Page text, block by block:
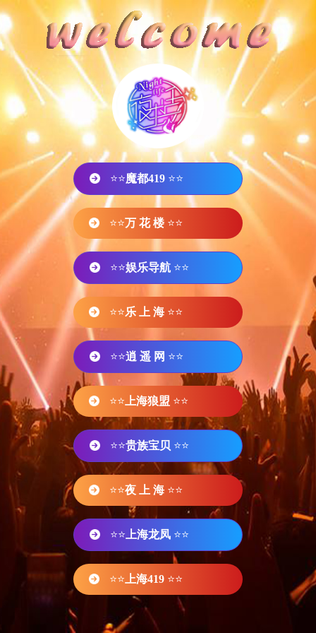
⭐⭐魔都419 ⭐⭐
⭐⭐万 花 楼 ⭐⭐
⭐⭐娱乐导航 ⭐⭐
⭐⭐乐 上 海 ⭐⭐
⭐⭐逍 遥 网 ⭐⭐
⭐⭐ 上海狼盟 ⭐⭐
⭐⭐贵族宝贝 ⭐⭐
⭐⭐夜 上 海 ⭐⭐
⭐⭐ 上海龙凤 ⭐⭐
⭐⭐ 上海419 ⭐⭐